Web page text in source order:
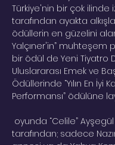
Türkiye'nin bir çok ilinde
tarafından ayakta
ödüllerin en güzelini
Yalçıner'in” muhteşem
bir ödül de Yeni Tiyatro
Uluslararası Emek ve
Ödüllerinde “Yılın En İyi
Performansı” ödülüne
tarafından; sadece